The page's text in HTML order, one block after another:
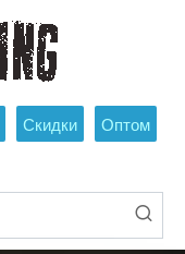
Скидки
Оптом